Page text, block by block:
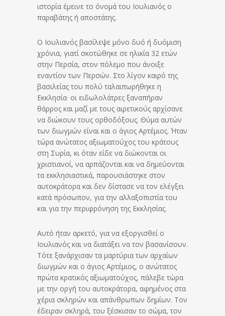
ιστορία έμεινε το όνομά του Ιουλιανός ο
παραβάτης ή αποστάτης.
Ο Ιουλιανός βασίλεψε μόνο δυό ή δυόμιση
χρόνια, γιατί σκοτώθηκε σε ηλικία 32 ετών
στην Περσία, στον πόλεμο που άνοιξε
εναντίον των Περσών. Στο λίγον καιρό της
βασιλείας του πολύ ταλαιπωρήθηκε η
Εκκλησία· οι ειδωλολάτρες ξαναπήραν
θάρρος και μαζί με τους αιρετικούς αρχίσανε
να διώκουν τους ορθοδόξους. Θύμα αυτών
των διωγμών είναι και ο άγιος Αρτέμιος. Ήταν
τώρα ανώτατος αξιωματούχος του κράτους
στη Συρία, κι όταν είδε να διώκονται οι
χριστιανοί, να αρπάζονται και να δημεύονται
τα εκκλησιαστικά, παρουσιάστηκε στον
αυτοκράτορα και δεν δίστασε να τον ελέγξει
κατά πρόσωπον, για την αλλαξοπιστία του
και για την περιφρόνηση της Εκκλησίας.
Αυτό ήταν αρκετό, για να εξοργισθεί ο
Ιουλιανός και να διατάξει να τον βασανίσουν.
Τότε ξανάρχισαν τα μαρτύρια των αρχαίων
διωγμών και ο άγιος Αρτέμιος, ο ανώτατος
πρώτα κρατικός αξιωματούχος, πάλεβε τώρα
με την οργή του αυτοκράτορα, αφημένος στα
χέρια σκληρών και απάνθρωπων δημίων. Τον
έδειραν σκληρά, του ξέσκισαν το σώμα, τον